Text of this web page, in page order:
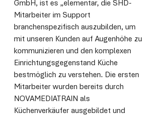
GmbH, ist es „elementar, die SHD-
Mitarbeiter im Support
branchenspezifisch auszubilden, um
mit unseren Kunden auf Augenhöhe zu
kommunizieren und den komplexen
Einrichtungsgegenstand Küche
bestmöglich zu verstehen. Die ersten
Mitarbeiter wurden bereits durch
NOVAMEDIATRAIN als
Küchenverkäufer ausgebildet und